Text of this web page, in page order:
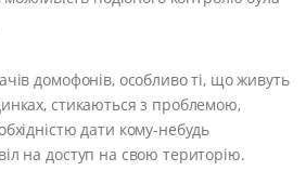
домофонів, особливо ті, що живуть
стикаються з проблемою,
дати кому-небудь
на доступ на свою територію.